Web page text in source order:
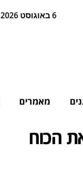
6 באוגוסט 2026 11:40
מאמרים
הכוח